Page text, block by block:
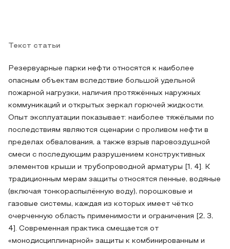
Текст статьи
Резервуарные парки нефти относятся к наиболее
опасным объектам вследствие большой удельной
пожарной нагрузки, наличия протяжённых наружных
коммуникаций и открытых зеркал горючей жидкости.
Опыт эксплуатации показывает: наиболее тяжёлыми по
последствиям являются сценарии с проливом нефти в
пределах обвалования, а также взрыв паровоздушной
смеси с последующим разрушением конструктивных
элементов крыши и трубопроводной арматуры [1, 4]. К
традиционным мерам защиты относятся пенные, водяные
(включая тонкораспылённую воду), порошковые и
газовые системы, каждая из которых имеет чётко
очерченную область применимости и ограничения [2, 3,
4]. Современная практика смещается от
«монодисциплинарной» защиты к комбинированным и